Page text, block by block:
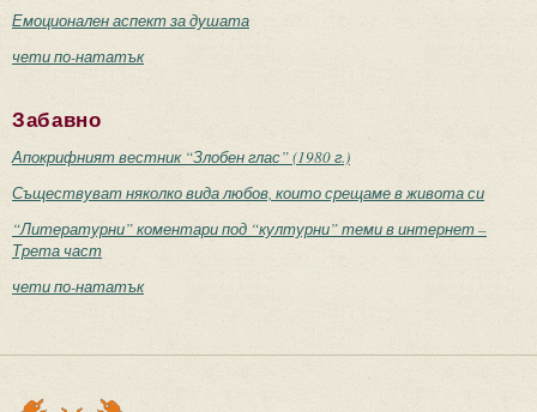
Емоционален аспект за душата
чети по-нататък
Забавно
Апокрифният вестник “Злобен глас” (1980 г.)
Съществуват няколко вида любов, които срещаме в живота си
“Литературни” коментари под “културни” теми в интернет –
Трета част
чети по-нататък